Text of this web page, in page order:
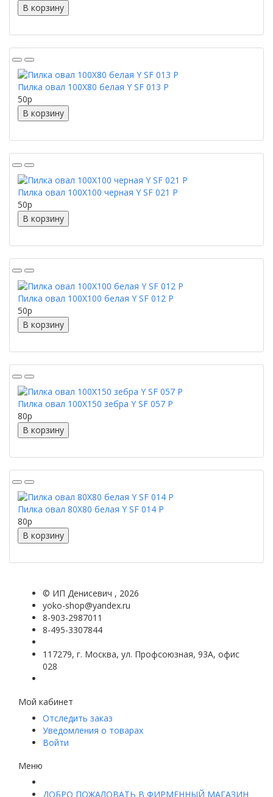
В корзину
Пилка овал 100X80 белая Y SF 013 P
50p
В корзину
Пилка овал 100X100 черная Y SF 021 P
50p
В корзину
Пилка овал 100X100 белая Y SF 012 P
50p
В корзину
Пилка овал 100X150 зебра Y SF 057 P
80p
В корзину
Пилка овал 80X80 белая Y SF 014 P
80p
В корзину
© ИП Денисевич , 2026
yoko-shop@yandex.ru
8-903-2987011
8-495-3307844
117279, г. Москва, ул. Профсоюзная, 93А, офис
028
Мой кабинет
Отследить заказ
Уведомления о товарах
Войти
Меню
ДОБРО ПОЖАЛОВАТЬ В ФИРМЕННЫЙ МАГАЗИН